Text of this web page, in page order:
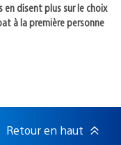
en disent plus sur le choix
à la première personne
Retour en haut